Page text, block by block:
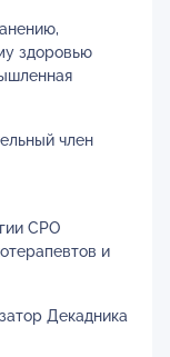
здоровью
член
СРО
и
Декадника